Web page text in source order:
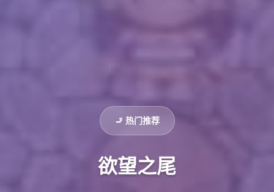
🚬 热门推荐
欲望之尾